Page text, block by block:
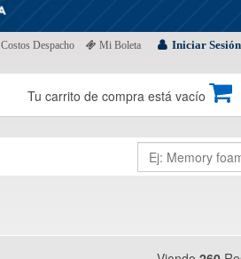
Iniciar Sesión
Costos Despacho Mi Boleta
Tu carrito de compra está vacío